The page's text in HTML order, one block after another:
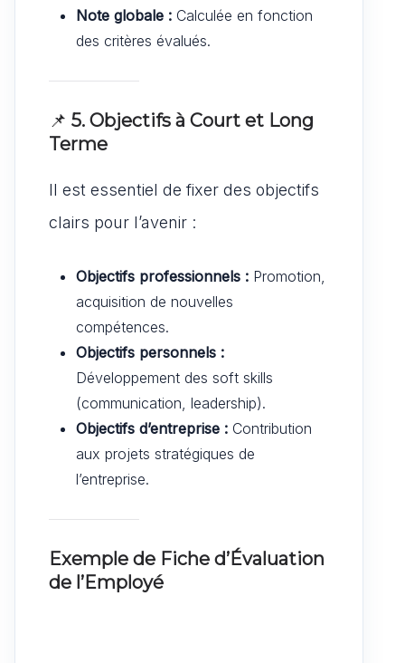
Note globale : Calculée en fonction
des critères évalués.
📌 5. Objectifs à Court et Long
Terme
Il est essentiel de fixer des objectifs
clairs pour l’avenir :
Objectifs professionnels : Promotion,
acquisition de nouvelles
compétences.
Objectifs personnels :
Développement des soft skills
(communication, leadership).
Objectifs d’entreprise : Contribution
aux projets stratégiques de
l’entreprise.
Exemple de Fiche d’Évaluation
de l’Employé